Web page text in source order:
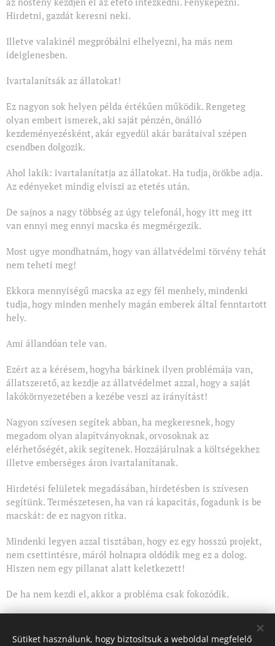
Hirdetni, gazdát keresni neki.
Illetve valakinél megpróbálni elhelyezni, ha más nem
ideiglenesben.
Ivartalanítsák az állatokat!
Ez nagyon sok helyen példa értékűen működik. Rengeteg
olyan embert ismerek, aki saját pénzén, önálló
kezdeményezésként, akár egyedül akár barátaival szépen
csendben dolgozik.
Ahol lakik: ivartalanítatja az állatokat. Ha tudja, örökbe adja.
Az edényeket mindig elviszi az etetés után.
De sajnos a nagy többség az úgy telefonál, hogy itt meg itt
van ennyi meg ennyi macska és megmérgezik.
Most ugye mondhatnám, hogy van állatvédelmi törvény tehát
nem teheti meg!
Ekkora mennyiségű macska az egy fél menhely, mindenki
tudja, hogy minden menhely magán emberek által fenntartott
hely.
Ami állandóan tele van.
Ezért az a kérésem, hogyha bárkinek ilyen problémája van,
állatszerető, az kezdje az állatvédelmet azzal, hogy a saját
lakókörnyezetében a kezébe veszi az irányítást!
Nagyon szívesen segítek abban, ha megkeresnek, hogy
megadom olyan alapítványoknak, orvosoknak az
elérhetőségét, akik segítenek. Hozzájárulnak a költségekhez
illetve emberséges áron ivartalanítanak.
Hirdetési felületek megadásában, hirdetésben is szívesen
segítünk. Természetesen, ha van rá kapacitás, fogadunk is be
macskát: de ez nagyon ritka.
Mindenki legyen azzal tisztában, hogy ez egy hosszú projekt,
nem csettintésre, máról holnapra oldódik meg ez a dolog.
Hiszen nem egy pillanat alatt keletkezett!
De ha nem kezdi el, akkor a probléma csak fokozódik.
Sütiket használunk, hogy biztosítsuk a weboldal megfelelő